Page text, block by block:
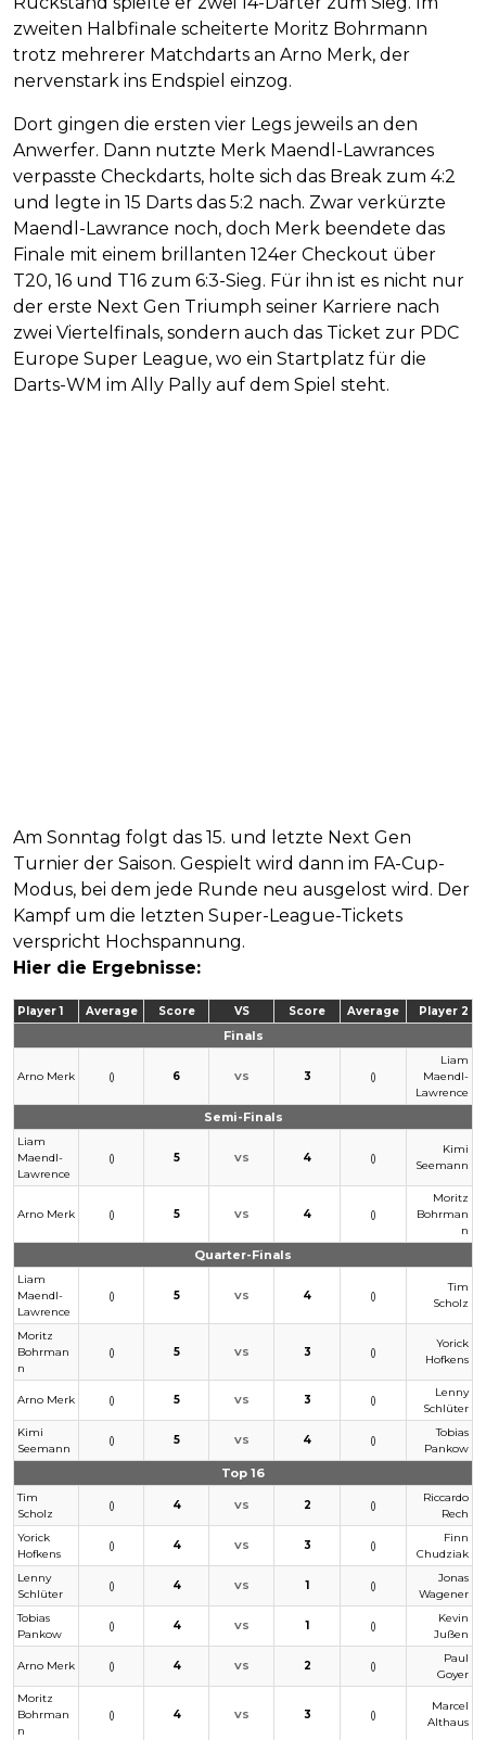
zweiten Halbfinale scheiterte Moritz Bohrmann
trotz mehrerer Matchdarts an Arno Merk, der
nervenstark ins Endspiel einzog.
Dort gingen die ersten vier Legs jeweils an den
Anwerfer. Dann nutzte Merk Maendl-Lawrances
verpasste Checkdarts, holte sich das Break zum 4:2
und legte in 15 Darts das 5:2 nach. Zwar verkürzte
Maendl-Lawrance noch, doch Merk beendete das
Finale mit einem brillanten 124er Checkout über
T20, 16 und T16 zum 6:3-Sieg. Für ihn ist es nicht nur
der erste Next Gen Triumph seiner Karriere nach
zwei Viertelfinals, sondern auch das Ticket zur PDC
Europe Super League, wo ein Startplatz für die
Darts-WM im Ally Pally auf dem Spiel steht.
Am Sonntag folgt das 15. und letzte Next Gen
Turnier der Saison. Gespielt wird dann im FA-Cup-
Modus, bei dem jede Runde neu ausgelost wird. Der
Kampf um die letzten Super-League-Tickets
verspricht Hochspannung.
Hier die Ergebnisse:
Player 1 Average Score VS Score Average Player 2
Finals
Arno Merk () 6 VS 3 ()
Liam
Maendl-
Lawrence
Semi-Finals
Liam
Maendl-
Lawrence
() 5 VS 4 ()
Kimi
Seemann
Arno Merk () 5 VS 4 ()
Moritz
Bohrman
n
Quarter-Finals
Liam
Maendl-
Lawrence
() 5 VS 4 ()
Tim
Scholz
Moritz
Bohrman
n
() 5 VS 3 ()
Yorick
Hofkens
Arno Merk () 5 VS 3 ()
Lenny
Schlüter
Kimi
Seemann
() 5 VS 4 ()
Tobias
Pankow
Top 16
Tim
Scholz
() 4 VS 2 ()
Riccardo
Rech
Yorick
Hofkens
() 4 VS 3 ()
Finn
Chudziak
Lenny
Schlüter
() 4 VS 1 ()
Jonas
Wagener
Tobias
Pankow
() 4 VS 1 ()
Kevin
Jußen
Arno Merk () 4 VS 2 ()
Paul
Goyer
Moritz
Bohrman
n
() 4 VS 3 ()
Marcel
Althaus